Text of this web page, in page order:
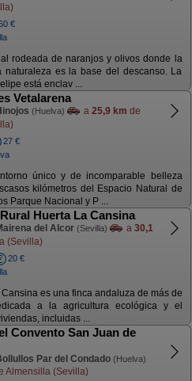
€
rodeada de naranjos y olivos donde la
naturaleza es la base del descanso. La
está enclav ...
Vetalarena
(Huelva) a 25,9 km de
27 €
único y de incomparable belleza
kilómetros del Espacio Natural de
Parque Nacional y P ...
Huerta La Cansina
del Alcor (Sevilla) a 30,1
(Sevilla)
20 €
es una finca andaluza de más de
a la agricultura ecológica y el
incluidas ...
Convento San Juan de
Par del Condado (Huelva)
Almensilla (Sevilla)